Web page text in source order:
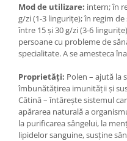
Mod de utilizare: intern; în
g/zi (1-3 lingurițe); în regim
între 15 și 30 g/zi (3-6
persoane cu probleme de
specialitate. A se amesteca
Proprietăți: Polen – ajută la
îmbunătățirea imunității și
Cătină – întărește sistemul
apărarea naturală a
la purificarea sângelui, la
lipidelor sanguine, susține